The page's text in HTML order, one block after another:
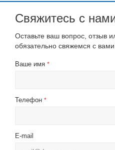
Свяжитесь с
Оставьте ваш вопрос, отзыв
обязательно свяжемся с
Ваше имя *
Телефон *
E-mail